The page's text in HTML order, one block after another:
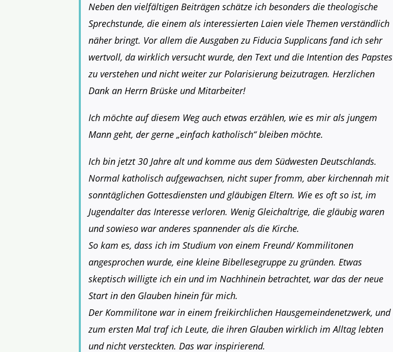
Neben den vielfältigen Beiträgen schätze ich besonders die theologische
Sprechstunde, die einem als interessierten Laien viele Themen verständlich
näher bringt. Vor allem die Ausgaben zu Fiducia Supplicans fand ich sehr
wertvoll, da wirklich versucht wurde, den Text und die Intention des Papstes
zu verstehen und nicht weiter zur Polarisierung beizutragen. Herzlichen
Dank an Herrn Brüske und Mitarbeiter!
Ich möchte auf diesem Weg auch etwas erzählen, wie es mir als jungem
Mann geht, der gerne „einfach katholisch“ bleiben möchte.
Ich bin jetzt 30 Jahre alt und komme aus dem Südwesten Deutschlands.
Normal katholisch aufgewachsen, nicht super fromm, aber kirchennah mit
sonntäglichen Gottesdiensten und gläubigen Eltern. Wie es oft so ist, im
Jugendalter das Interesse verloren. Wenig Gleichaltrige, die gläubig waren
und sowieso war anderes spannender als die Kirche.
So kam es, dass ich im Studium von einem Freund/ Kommilitonen
angesprochen wurde, eine kleine Bibellesegruppe zu gründen. Etwas
skeptisch willigte ich ein und im Nachhinein betrachtet, war das der neue
Start in den Glauben hinein für mich.
Der Kommilitone war in einem freikirchlichen Hausgemeindenetzwerk, und
zum ersten Mal traf ich Leute, die ihren Glauben wirklich im Alltag lebten
und nicht versteckten. Das war inspirierend.